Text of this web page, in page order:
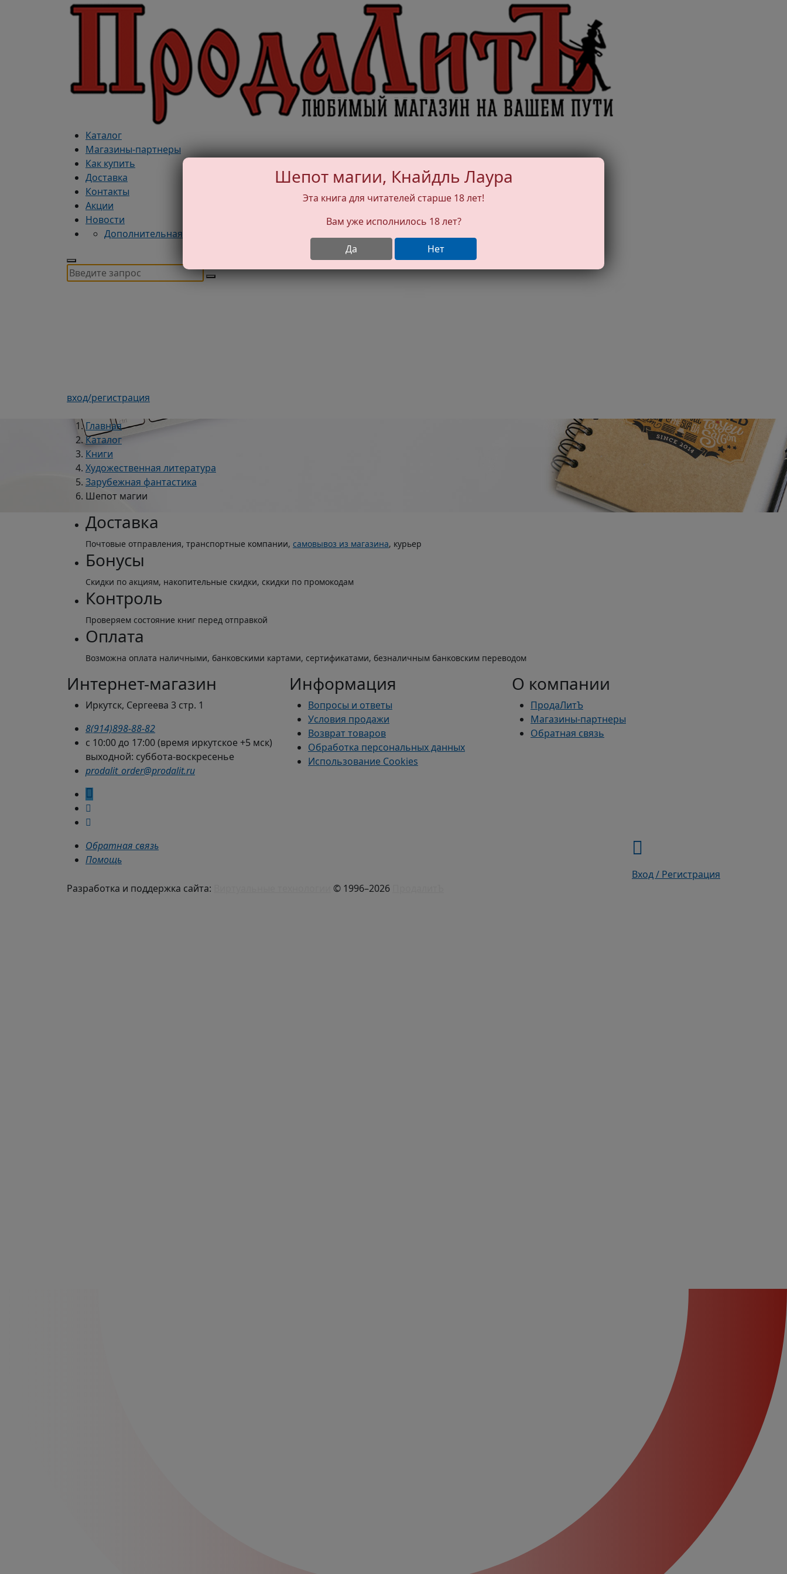
Каталог
Магазины-партнеры
Как купить
Доставка
Контакты
Акции
Новости
Дополнительная информация
вход/регистрация
Главная
Каталог
Книги
Художественная литература
Зарубежная фантастика
Шепот магии
Шепот магии, Кнайдль Лаура
Эта книга для читателей старше 18 лет!
Вам уже исполнилось 18 лет?
Да Нет
Доставка
Почтовые отправления, транспортные компании, самовывоз из магазина, курьер
Бонусы
Скидки по акциям, накопительные скидки, скидки по промокодам
Контроль
Проверяем состояние книг перед отправкой
Оплата
Возможна оплата наличными, банковскими картами, сертификатами, безналичным банковским переводом
Интернет-магазин
Иркутск, Сергеева 3 стр. 1
8(914)898-88-82
с 10:00 до 17:00 (время иркутское +5 мск)
выходной: суббота-воскресенье
prodalit_order@prodalit.ru
Информация
Вопросы и ответы
Условия продажи
Возврат товаров
Обработка персональных данных
Использование Cookies
О компании
ПродаЛитЪ
Магазины-партнеры
Обратная связь
Обратная связь
Помощь
Вход / Регистрация
Разработка и поддержка сайта:
© 1996–2026